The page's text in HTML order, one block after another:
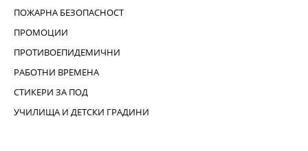
ПОЖАРНА БЕЗОПАСНОСТ
ПРОМОЦИИ
ПРОТИВОЕПИДЕМИЧНИ
РАБОТНИ ВРЕМЕНА
СТИКЕРИ ЗА ПОД
УЧИЛИЩА И ДЕТСКИ ГРАДИНИ